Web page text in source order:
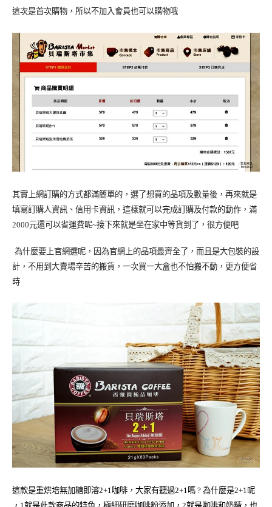
這次是首次購物，所以不加入會員也可以購物哦
其實上網訂購的方式都滿簡單的，選了想買的品項及數量後，再來就是
填寫訂購人資訊、信用卡資訊，這樣就可以完成訂購及付款的動作，滿
2000元還可以省運費呢~接下來就是坐在家中等貨到了，很方便吧
為什麼要上官網選呢，因為官網上的品項最齊全了，而且是大包裝的設
計，不用到大賣場辛苦的搬貨，一次買一大盒也不怕搬不動，更方便省
時
這款是重烘培無加糖即溶2+1咖啡，大家有聽過2+1嗎 ? 為什麼是2+1呢